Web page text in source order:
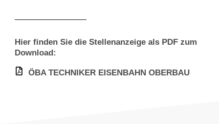
Hier finden Sie die Stellenanzeige als PDF zum
Download:
ÖBA TECHNIKER EISENBAHN OBERBAU